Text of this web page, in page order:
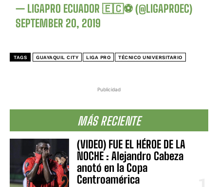
Publicidad
MÁS RECIENTE
(VIDEO) FUE EL HÉROE DE LA
NOCHE : Alejandro Cabeza
anotó en la Copa
Centroamérica
— LIGAPRO ECUADOR 🇪🇨⚽️ (@LIGAPROEC)
SEPTEMBER 20, 2019
TAGS GUAYAQUIL CITY LIGA PRO TÉCNICO UNIVERSITARIO